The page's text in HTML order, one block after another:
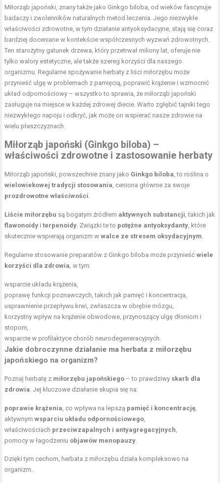
Miłorząb japoński, znany także jako Ginkgo biloba, od wieków fascynuje
badaczy i zwolenników naturalnych metod leczenia. Jego niezwykłe
właściwości zdrowotne, w tym działanie antyoksydacyjne, stają się coraz
bardziej doceniane w kontekście współczesnych wyzwań zdrowotnych.
Ten starożytny gatunek drzewa, który przetrwał miliony lat, oferuje nie
tylko walory estetyczne, ale także szereg korzyści dla naszego
organizmu. Regularne spożywanie herbaty z liści miłorzębu może
przynieść ulgę w problemach z pamięcią, poprawić krążenie i wzmocnić
układ odpornościowy – wszystko to sprawia, że miłorząb japoński
zasługuje na miejsce w każdej zdrowej diecie. Warto zgłębić tajniki tego
niezwykłego napoju i odkryć, jak może on wspierać nasze zdrowie na
wielu płaszczyznach.
Miłorząb japoński (Ginkgo biloba) –
właściwości zdrowotne i zastosowanie herbaty
Miłorząb japoński, powszechnie znany jako Ginkgo biloba , to roślina o
wielowiekowej tradycji stosowania , ceniona głównie za swoje
prozdrowotne właściwości
Liście miłorzębu są bogatym źródłem aktywnych substancji , takich jak
flawonoidy iterpenoidy . Związki te to potężne antyoksydanty , które
skutecznie wspierają organizm wwalce ze stresem oksydacyjnym
Regularne stosowanie preparatów z Ginkgo biloba może przynieśćwiele
korzyści dla zdrowia , w tym:
wsparcie układu krążenia,
poprawę funkcji poznawczych, takich jak pamięć i koncentracja,
usprawnienie przepływu krwi, zwłaszcza w obrębie mózgu,
korzystny wpływ na krążenie obwodowe, przynoszący ulgę dłoniom i
stopom,
wsparcie w profilaktyce chorób neurodegeneracyjnych.
Jakie dobroczynne działanie ma herbata z miłorzębu
japońskiego na organizm?
Poznaj herbatę z miłorzębu japońskiego – to prawdziwy skarb dla
zdrowia . Jej kluczowe działanie skupia się na:
poprawie krążenia , co wpływa na lepszą pamięć i koncentrację
aktywnymwsparciu układu odpornościowego
właściwościach przeciwzapalnych i antyagregacyjnych
pomocy w łagodzeniu objawów menopauzy
Dzięki tym cechom, herbata z miłorzębu działa kompleksowo na
organizm.